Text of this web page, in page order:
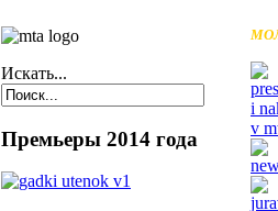
Искать...
Премьеры 2014 года